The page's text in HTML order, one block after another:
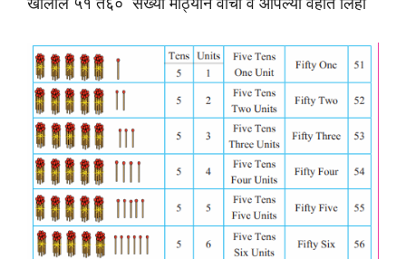
खालील ५१ ते६० संख्या मोठ्याने वाचा व आपल्या वहीत लिहा